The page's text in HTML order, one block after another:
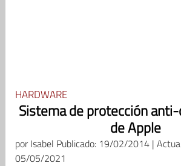
HARDWARE
Sistema de protección
de Apple
porIsabel Publicado: 19/02/2014 |
05/05/2021